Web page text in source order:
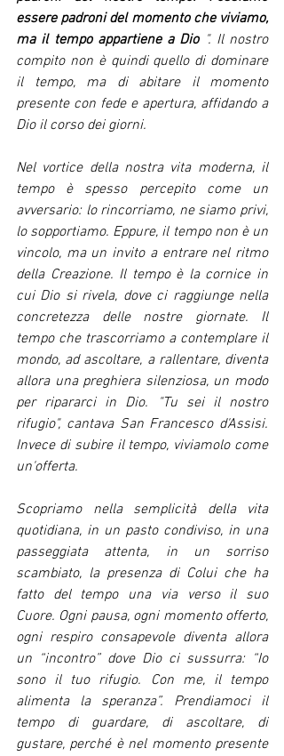
essere padroni del momento che viviamo,
ma il tempo appartiene a Dio ". Il nostro
compito non è quindi quello di dominare
il tempo, ma di abitare il momento
presente con fede e apertura, affidando a
Dio il corso dei giorni.
Nel vortice della nostra vita moderna, il
tempo è spesso percepito come un
avversario: lo rincorriamo, ne siamo privi,
lo sopportiamo. Eppure, il tempo non è un
vincolo, ma un invito a entrare nel ritmo
della Creazione. Il tempo è la cornice in
cui Dio si rivela, dove ci raggiunge nella
concretezza delle nostre giornate. Il
tempo che trascorriamo a contemplare il
mondo, ad ascoltare, a rallentare, diventa
allora una preghiera silenziosa, un modo
per ripararci in Dio. "Tu sei il nostro
rifugio", cantava San Francesco d'Assisi.
Invece di subire il tempo, viviamolo come
un'offerta.
Scopriamo nella semplicità della vita
quotidiana, in un pasto condiviso, in una
passeggiata attenta, in un sorriso
scambiato, la presenza di Colui che ha
fatto del tempo una via verso il suo
Cuore. Ogni pausa, ogni momento offerto,
ogni respiro consapevole diventa allora
un “incontro” dove Dio ci sussurra: “Io
sono il tuo rifugio. Con me, il tempo
alimenta la speranza”. Prendiamoci il
tempo di guardare, di ascoltare, di
gustare, perché è nel momento presente